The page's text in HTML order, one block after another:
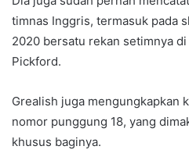
timnas Inggris, termasuk pada
2020 bersatu rekan setimnya
Pickford.
Grealish juga mengungkapkan
nomor punggung 18, yang
khusus baginya.